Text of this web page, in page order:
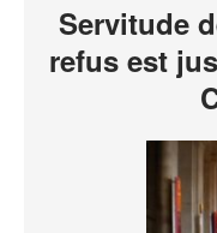
Servitude
refus est